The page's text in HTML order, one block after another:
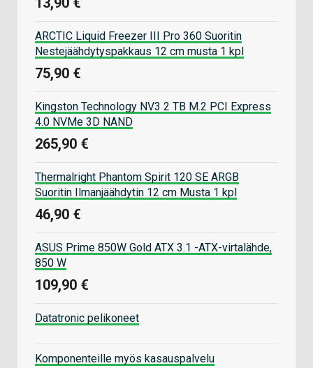
ARCTIC Liquid Freezer III Pro 360 Suoritin
Nestejäähdytyspakkaus 12 cm musta 1 kpl
75,90 €
Kingston Technology NV3 2 TB M.2 PCI Express
4.0 NVMe 3D NAND
265,90 €
Thermalright Phantom Spirit 120 SE ARGB
Suoritin Ilmanjäähdytin 12 cm Musta 1 kpl
46,90 €
ASUS Prime 850W Gold ATX 3.1 -ATX-virtalähde,
850 W
109,90 €
Datatronic pelikoneet
Komponenteille myös kasauspalvelu